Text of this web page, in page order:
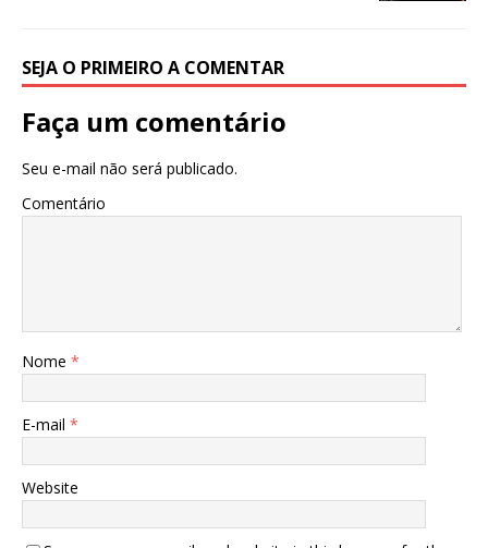
SEJA O PRIMEIRO A COMENTAR
Faça um comentário
Seu e-mail não será publicado.
Comentário
Nome *
E-mail *
Website